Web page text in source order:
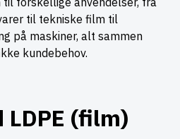
til tekniske film til
på maskiner, alt sammen
kundebehov.
LDPE (film)